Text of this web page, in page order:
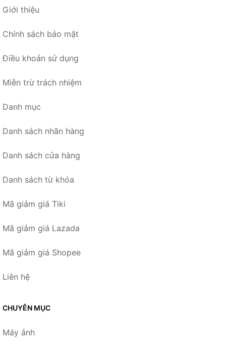
Giới thiệu
Chính sách bảo mật
Điều khoản sử dụng
Miễn trừ trách nhiệm
Danh mục
Danh sách nhãn hàng
Danh sách cửa hàng
Danh sách từ khóa
Mã giảm giá Tiki
Mã giảm giá Lazada
Mã giảm giá Shopee
Liên hệ
CHUYÊN MỤC
Máy ảnh